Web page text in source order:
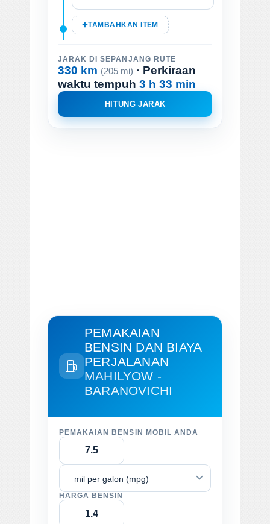
TAMBAHKAN ITEM
JARAK DI SEPANJANG RUTE
330 km (205 mi) · Perkiraan
waktu tempuh 3 h 33 min
HITUNG JARAK
PEMAKAIAN
BENSIN DAN BIAYA
PERJALANAN
MAHILYOW -
BARANOVICHI
PEMAKAIAN BENSIN MOBIL ANDA
mil per galon (mpg)
HARGA BENSIN